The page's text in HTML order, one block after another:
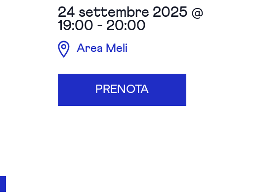
24 settembre 2025 @
19:00 - 20:00
Area Meli
PRENOTA